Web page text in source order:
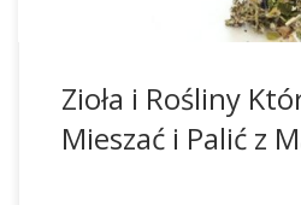
Zioła i Rośliny
Mieszać i Palić z